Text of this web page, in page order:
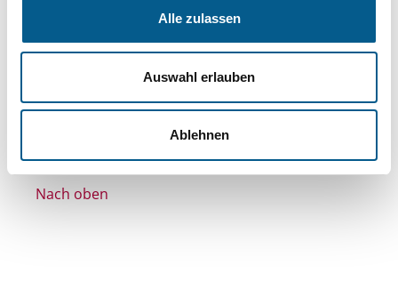
Alle zulassen
Auswahl erlauben
Ablehnen
Themen: Bürgerschaftliches Engagement
Themen: Kirchliche Zwecke
Alle Filter entfernen
Nach oben